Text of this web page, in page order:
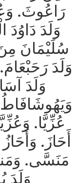
رَاعُوثَ.
وَلَدَ دَاوُدَ
سُلَيْمَانَ مِنَ
وَلَدَ رَحَبْعَامَ.
وَلَدَ
وَيَهُوشَافَاطُ
عُزِّيَّا.
أَحَازَ.
مَنَسَّى.
وَلَدَ